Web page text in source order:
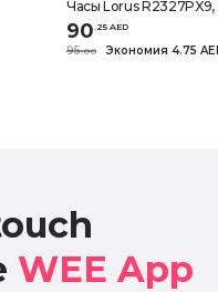
Часы Lorus
ЖЕЛТЫЕ, ремешок
90 25 AED
95.00 Экономия 4.75
WEE App